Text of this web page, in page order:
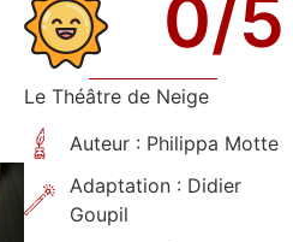
0/5
Le Théâtre de Neige
Auteur : Philippa Motte
Adaptation : Didier
Goupil